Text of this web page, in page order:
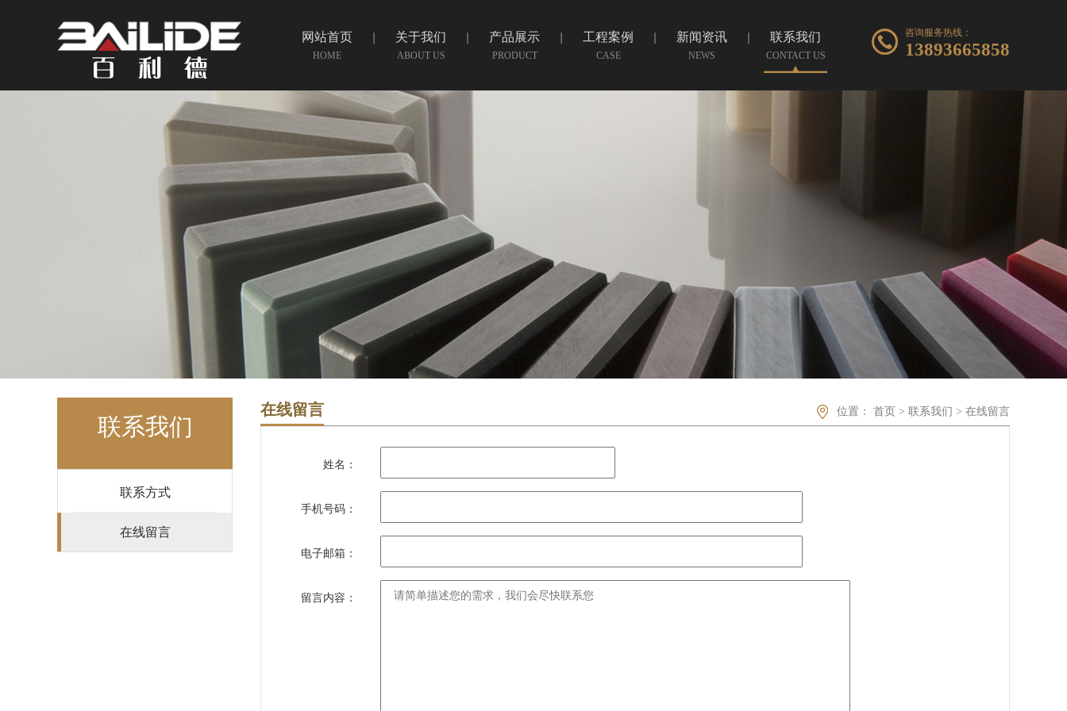
网站首页
HOME
关于我们
ABOUT US
产品展示
PRODUCT
工程案例
CASE
新闻资讯
NEWS
联系我们
CONTACT US
咨询服务热线：
13893665858
联系我们
联系方式
在线留言
在线留言 位置： 首页 > 联系我们 > 在线留言
姓名：
手机号码：
电子邮箱：
留言内容：